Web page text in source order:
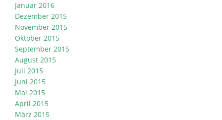
Januar 2016
Dezember 2015
November 2015
Oktober 2015
September 2015
August 2015
Juli 2015
Juni 2015
Mai 2015
April 2015
März 2015